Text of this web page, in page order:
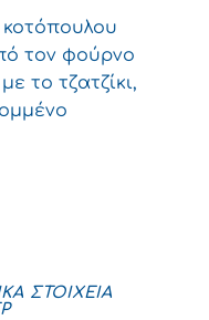
τον φούρνο
το τζατζίκι,
ΣΤΟΙΧΕΊΑ